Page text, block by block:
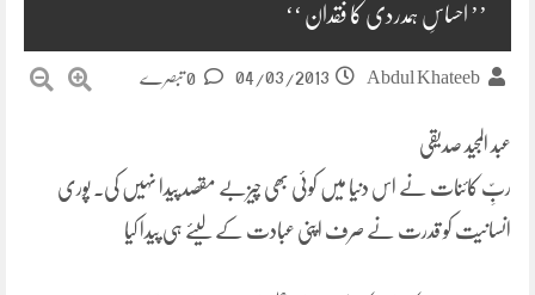
’’ احساسِ ہمدردی کا فقدان ‘‘
Abdul Khateeb
04/03/2013
عبد المجید صدیقی
ربِّ کائنات نے اس دنیا میں کوئی بھی چیزبے مقصد پیدا نہیں کی۔ پوری
انسانیت کو قدرت نے صرف اپنی عبادت کے لیئے ہی پیدا کیا